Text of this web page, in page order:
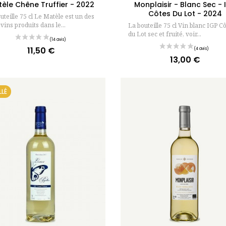
Chêne Truffier - 2022
75 cl Le Matèle est un des
produits dans le...
Prix
11,50 €
Monplaisir - Blanc Sec -
Côtes Du Lot - 2024
La bouteille 75 cl Vin blanc IGP
du Lot sec et fruité, voir...
Prix
13,00 €